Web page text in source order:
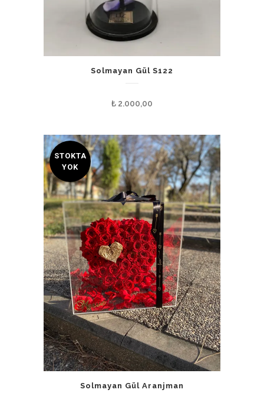
Solmayan Gül S122
₺ 2.000,00
STOKTA
YOK
Solmayan Gül Aranjman